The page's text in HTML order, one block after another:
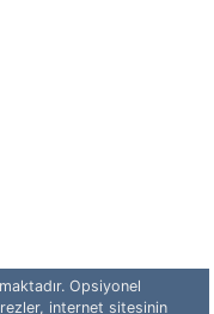
Opsiyonel
internet sitesinin